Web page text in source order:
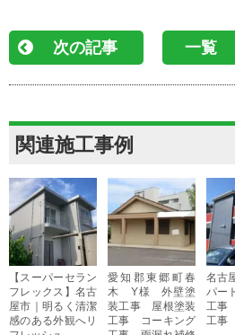
次の記事 一覧
関連施工事例
【スーパーセラン
フレックス】名古
屋市｜明るく清潔
感のある外観へリ
愛知郡東郷町春
木 Y様 外壁塗
装工事 屋根塗装
工事 コーキング
名古
パー
工事
工事